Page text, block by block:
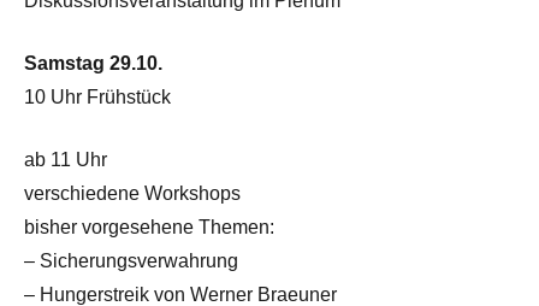
Samstag 29.10.
10 Uhr Frühstück
ab 11 Uhr
verschiedene Workshops
bisher vorgesehene Themen:
– Sicherungsverwahrung
– Hungerstreik von Werner Braeuner